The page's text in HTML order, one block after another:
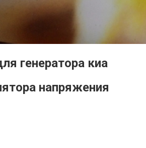
генератора киа
напряжения